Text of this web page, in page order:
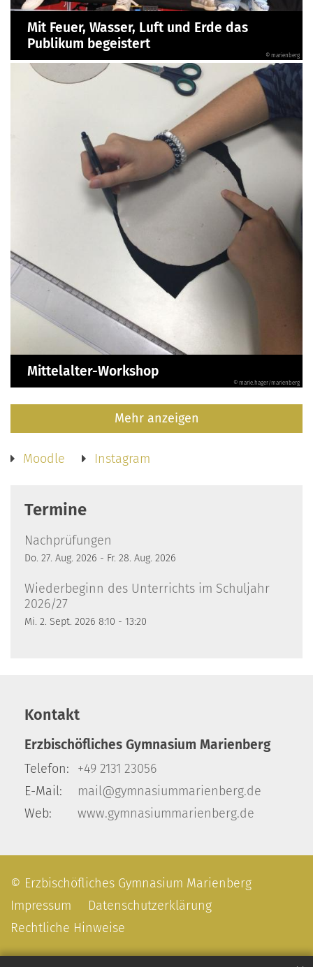
Mit Feuer, Wasser, Luft und Erde das
Publikum begeistert
© marienberg
Mittelalter-Workshop
© marie.hager/marienberg
Mehr anzeigen
Moodle Instagram
Termine
Nachprüfungen
Do. 27. Aug. 2026 - Fr. 28. Aug. 2026
Wiederbeginn des Unterrichts im Schuljahr
2026/27
Mi. 2. Sept. 2026 8:10 - 13:20
Kontakt
Erzbischöfliches Gymnasium Marienberg
Telefon:
+49 2131 23056
E-Mail:
mail@gymnasiummarienberg.de
Web:
www.gymnasiummarienberg.de
© Erzbischöfliches Gymnasium Marienberg
Impressum
Datenschutzerklärung
Rechtliche Hinweise